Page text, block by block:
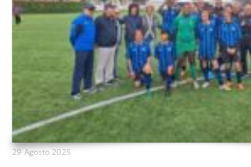
29 Agosto 2025